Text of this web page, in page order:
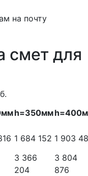
на почту
смет для
h=350мм
1 684 152 1 903
3 366
204
3 804
876